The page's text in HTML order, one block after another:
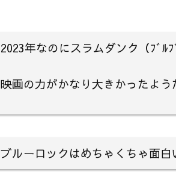
2023年なのにスラムダンク（ﾌﾞﾙ
映画の力がかなり大きかったよう
ブルーロックはめちゃくちゃ面白